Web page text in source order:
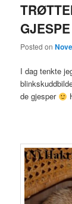
Posted on
I dag tenkte
de gjesper